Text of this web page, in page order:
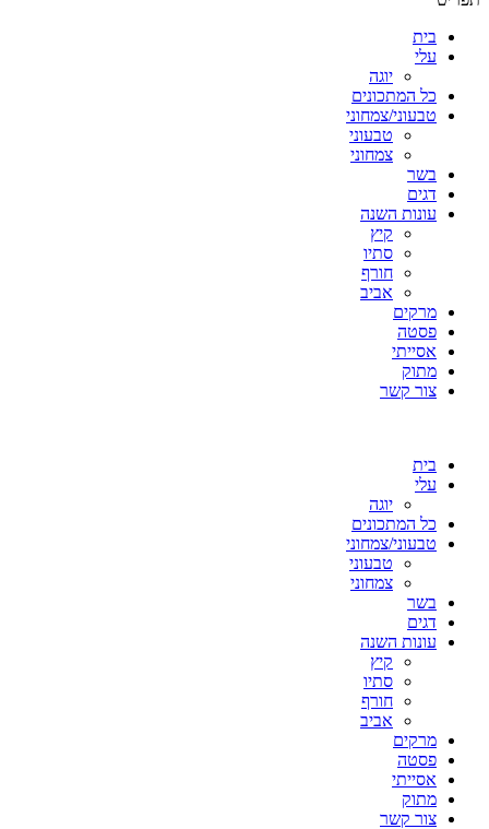
בית
עלי
יוגה
כל המתכונים
טבעוני/צמחוני
טבעוני
צמחוני
בשר
דגים
עונות השנה
קיץ
סתיו
חורף
אביב
מרקים
פסטה
אסייתי
מתוק
צור קשר
בית
עלי
יוגה
כל המתכונים
טבעוני/צמחוני
טבעוני
צמחוני
בשר
דגים
עונות השנה
קיץ
סתיו
חורף
אביב
מרקים
פסטה
אסייתי
מתוק
צור קשר